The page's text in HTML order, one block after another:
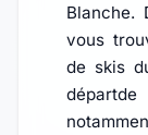
Blanche.
vous
de skis